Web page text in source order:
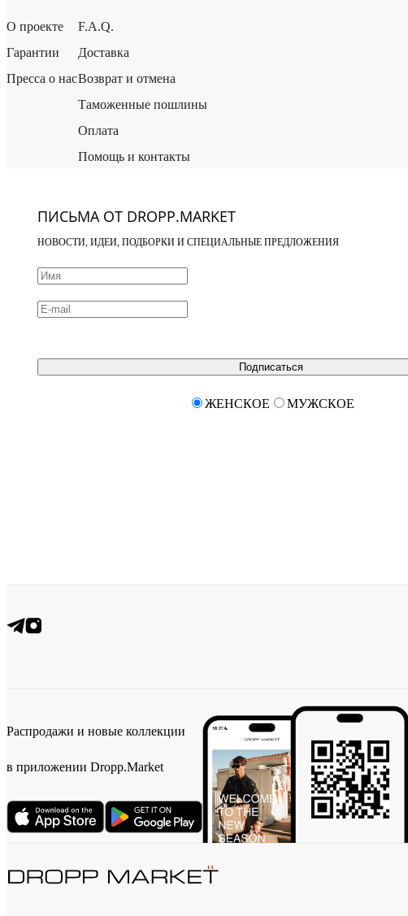
О проекте
Гарантии
Пресса о нас
F.A.Q.
Доставка
Возврат и отмена
Таможенные пошлины
Оплата
Помощь и контакты
ПИСЬМА ОТ DROPP.MARKET
НОВОСТИ, ИДЕИ, ПОДБОРКИ И СПЕЦИАЛЬНЫЕ ПРЕДЛОЖЕНИЯ
Подписаться
ЖЕНСКОЕ МУЖСКОЕ
Распродажи и новые коллекции
в приложении Dropp.Market